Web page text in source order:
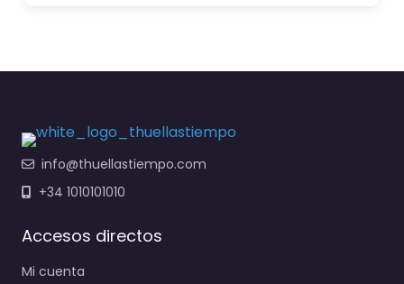
info@thuellastiempo.com
+34 1010101010
Accesos directos
Mi cuenta